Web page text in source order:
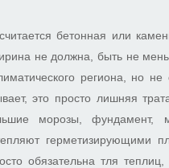
бетонная или
не должна, быть не
региона, но
это просто лишняя
морозы, фундамент,
герметизирующими
обязательна тля